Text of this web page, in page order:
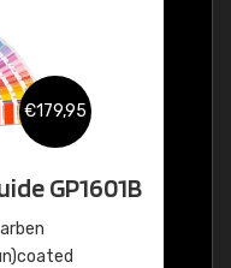
€179,95
GP1601B